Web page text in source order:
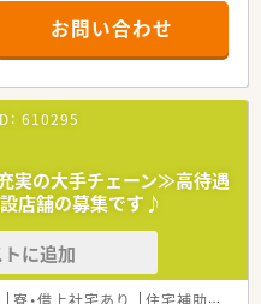
、集合研修だけでなく任意で受
ています
活躍する従業員、将来経営幹部
て様々な活躍ができるフィールド
み・19時までの勤務）どちらか
ール・クリニック併設店舗」「敷
」など様々な店舗を運営してい
おり「訪問調剤特化型店舗」を
最多の51店舗設置しています
「健康経営優良法人2023（大規模
ひとりが働きやすい環境が整備
お問い合わせ
610295
実の大手チェーン≫高待遇
店舗の募集です♪
に追加